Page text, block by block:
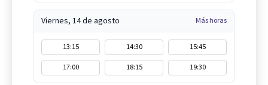
Viernes, 14 de agosto Más horas
13:15 14:30
15:45
17:00
18:15 19:30